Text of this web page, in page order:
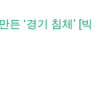
‘경기 침체’ [빅